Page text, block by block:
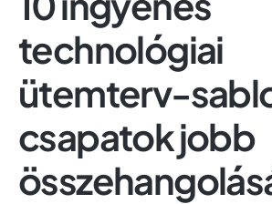
technológiai
ütemterv-
csapatok jobb